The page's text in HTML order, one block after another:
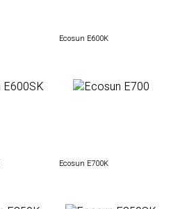
Ecosun E600K
Ecosun E700K